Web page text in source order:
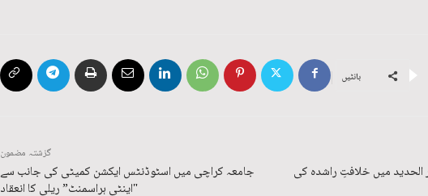
بانٹیں
گزشتہ مضمون
جامعہ کراچی میں اسٹوڈنٹس ایکشن کمیٹی کی جانب سے
"اینٹی ہراسمنٹ” ریلی کا انعقاد
میں خلافتِ راشدہ کی